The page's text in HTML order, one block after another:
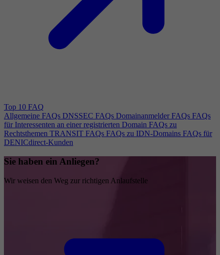
Top 10 FAQ
Allgemeine FAQs DNSSEC FAQs Domainanmelder FAQs FAQs
für Interessenten an einer registrierten Domain FAQs zu
Rechtsthemen TRANSIT FAQs FAQs zu IDN-Domains FAQs für
DENICdirect-Kunden
Sie haben ein Anliegen?
Wir weisen den Weg zur richtigen Anlaufstelle